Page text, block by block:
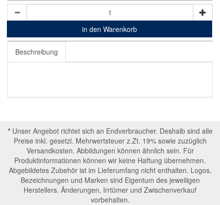
in den Warenkorb
Beschreibung
*Unser Angebot richtet sich an Endverbraucher. Deshalb sind alle
Preise inkl. gesetzl. Mehrwertsteuer z.Zt. 19% sowie zuzüglich
Versandkosten. Abbildungen können ähnlich sein. Für
Produktinformationen können wir keine Haftung übernehmen.
Abgebildetes Zubehör ist im Lieferumfang nicht enthalten. Logos,
Bezeichnungen und Marken sind Eigentum des jeweiligen
Herstellers. Änderungen, Irrtümer und Zwischenverkauf
vorbehalten.